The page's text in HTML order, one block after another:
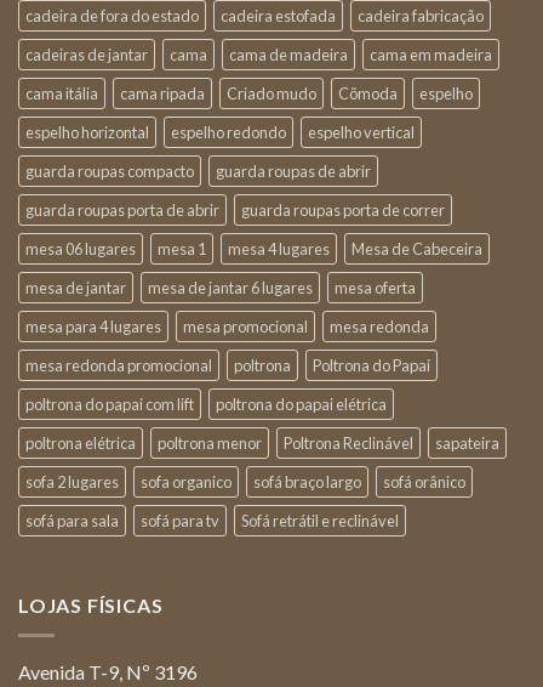
cadeira de fora do estado cadeira estofada
cadeira fabricação
cadeiras de jantar
cama cama de madeira
cama em madeira
cama itália
cama ripada Criado mudo Cõmoda
espelho
espelho horizontal
espelho redondo
espelho vertical
guarda roupas compacto
guarda roupas de abrir
guarda roupas porta de abrir
guarda roupas porta de correr
mesa 06 lugares
mesa 1 mesa 4 lugares
Mesa de Cabeceira
mesa de jantar
mesa de jantar 6 lugares
mesa oferta
mesa para 4 lugares
mesa promocional
mesa redonda
mesa redonda promocional
poltrona
Poltrona do Papai
poltrona do papai com lift
poltrona do papai elétrica
poltrona elétrica
poltrona menor Poltrona Reclinável
sapateira
sofa 2 lugares
sofa organico sofá braço largo
sofá orânico
sofá para sala
sofá para tv Sofá retrátil e reclinável
LOJAS FÍSICAS
Avenida T-9, Nº 3196